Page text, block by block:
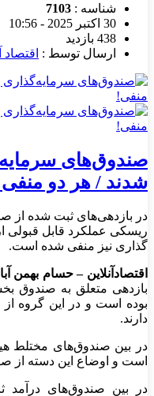
شناسه : 7103
30 اکتبر 2025 - 10:56
438 بازدید
ارسال توسط : اقتصاد
صندوق‌های
شدند / هر دو
در بازدهی‌های ثبت شده از
ریسکی عملکرد قابل قبولی
گذاری‌ نیز منفی شده است.
اقتصادآنلاین – حسام بهمن
دارند.
در بین صندوق‌های مختلط
است و اوضاع این دسته از